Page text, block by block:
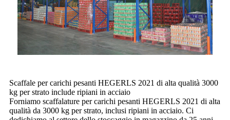
Scaffale per carichi pesanti HEGERLS 2021 di alta qualità 3000
kg per strato include ripiani in acciaio
Forniamo scaffalature per carichi pesanti HEGERLS 2021 di alta
qualità da 3000 kg per strato, inclusi ripiani in acciaio. Ci